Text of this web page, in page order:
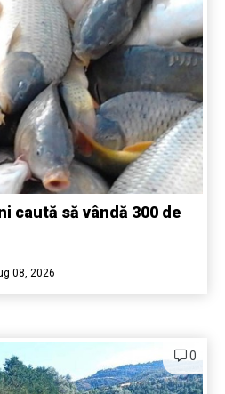
caută să vândă 300 de
08, 2026
0